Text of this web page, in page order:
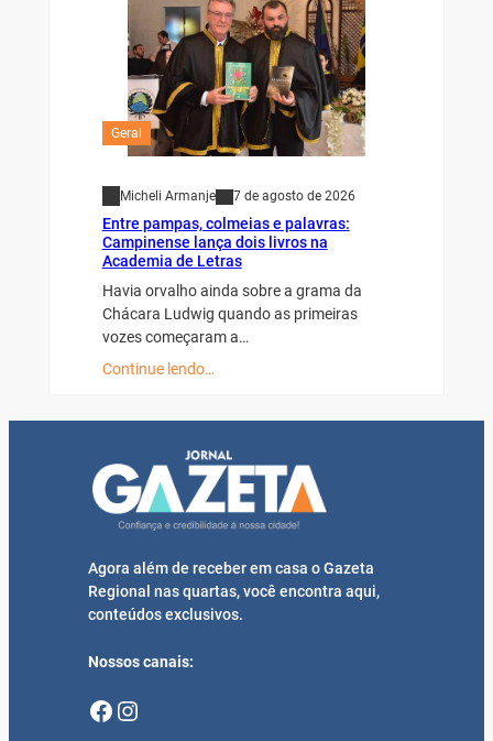
Geral
Micheli Armanje 7 de agosto de 2026
Entre pampas, colmeias e palavras:
Campinense lança dois livros na
Academia de Letras
Havia orvalho ainda sobre a grama da
Chácara Ludwig quando as primeiras
vozes começaram a…
Continue lendo…
Agora além de receber em casa o Gazeta
Regional nas quartas, você encontra aqui,
conteúdos exclusivos.
Nossos canais:
Facebook Instagram